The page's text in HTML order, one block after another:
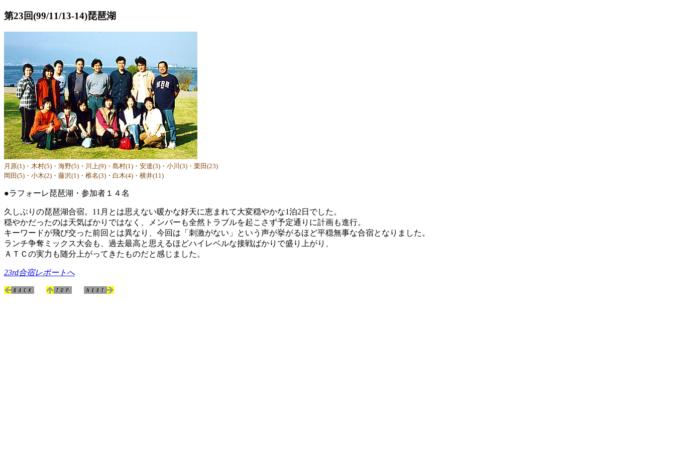
第23回(99/11/13-14)琵琶湖
月原(1)・木村(5)・海野(5)・川上(9)・島村(1)・安達(3)・小川(3)・栗田(23)
岡田(5)・小木(2)・藤沢(1)・椎名(3)・白木(4)・横井(11)
●ラフォーレ琵琶湖・参加者１４名
久しぶりの琵琶湖合宿。11月とは思えない暖かな好天に恵まれて大変穏やかな1泊2日でした。
穏やかだったのは天気ばかりではなく、メンバーも全然トラブルを起こさず予定通りに計画も進行。
キーワードが飛び交った前回とは異なり、今回は「刺激がない」という声が挙がるほど平穏無事な合宿となりました。
ランチ争奪ミックス大会も、過去最高と思えるほどハイレベルな接戦ばかりで盛り上がり、
ＡＴＣの実力も随分上がってきたものだと感じました。
23rd合宿レポートへ